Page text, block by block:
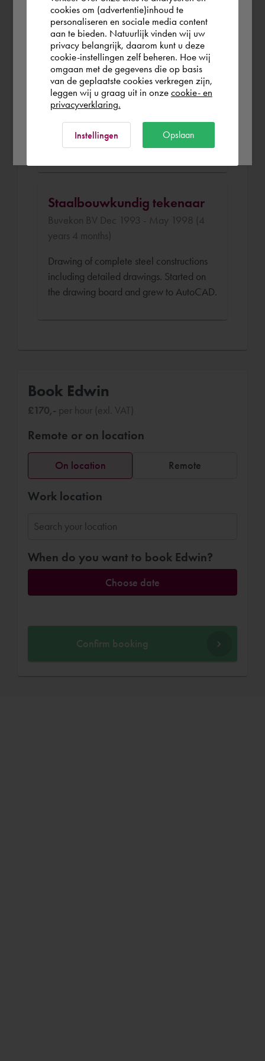
Tekenaar/Werkvoorbereider
Aalbers BV May 1998 - Oct 2006 (8
years 5 months)
Draughtsman/Work Planner for all
departments within the company:
Shop fittings, steel constructions,
CAD application management.
Staalbouwkundig tekenaar
Buvekon BV Dec 1993 - May 1998 (4
years 4 months)
Drawing of complete steel constructions
including detailed drawings. Started on
the drawing board and grew to AutoCAD.
Book Edwin
£170,- per hour (exl. VAT)
Remote or on location
On location Remote
Work location
When do you want to book Edwin?
Choose date
Confirm booking
you wish to shop.
United Kingdom
Rest of the world
cookies om (advertentie)inhoud te
personaliseren en sociale media content
aan te bieden. Natuurlijk vinden wij uw
privacy belangrijk, daarom kunt u deze
cookie-instellingen zelf beheren. Hoe wij
omgaan met de gegevens die op basis
van de geplaatste cookies verkregen zijn,
leggen wij u graag uit in onze cookie- en
privacyverklaring.
Instellingen Opslaan